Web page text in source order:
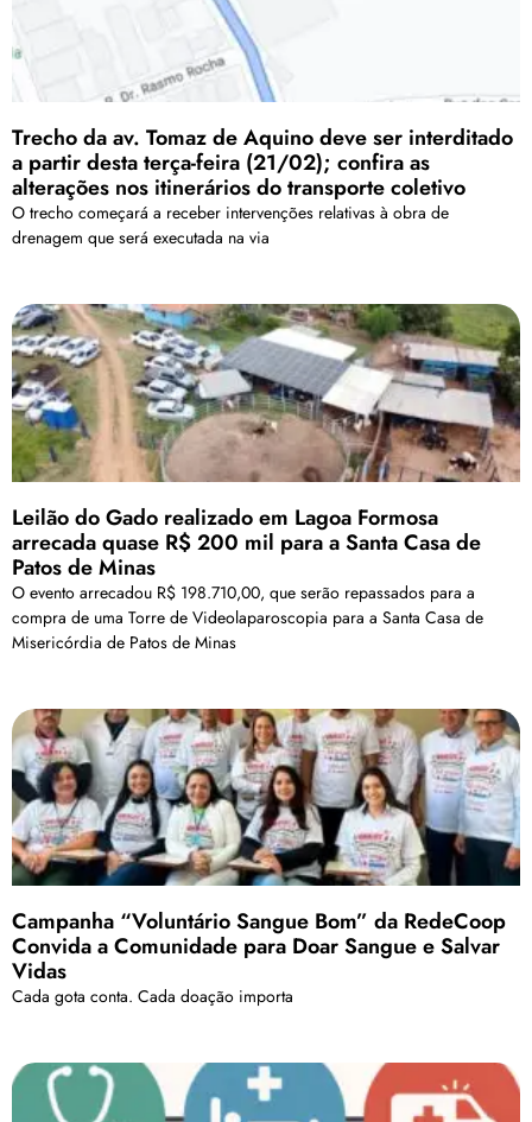
Trecho da av. Tomaz de Aquino deve ser interditado
a partir desta terça-feira (21/02); confira as
alterações nos itinerários do transporte coletivo
O trecho começará a receber intervenções relativas à obra de
drenagem que será executada na via
Leilão do Gado realizado em Lagoa Formosa
arrecada quase R$ 200 mil para a Santa Casa de
Patos de Minas
O evento arrecadou R$ 198.710,00, que serão repassados para a
compra de uma Torre de Videolaparoscopia para a Santa Casa de
Misericórdia de Patos de Minas
Campanha “Voluntário Sangue Bom” da RedeCoop
Convida a Comunidade para Doar Sangue e Salvar
Vidas
Cada gota conta. Cada doação importa